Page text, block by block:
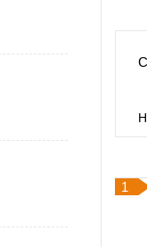
1